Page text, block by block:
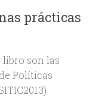
prácticas
libro son las
Políticas